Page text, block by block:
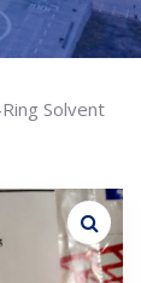
Solvent